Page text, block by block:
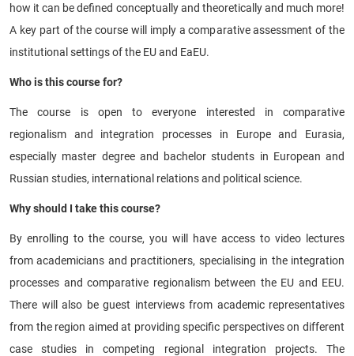
how it can be defined conceptually and theoretically and much more!
A key part of the course will imply a comparative assessment of the
institutional settings of the EU and EaEU.
Who is this course for?
The course is open to everyone interested in comparative
regionalism and integration processes in Europe and Eurasia,
especially master degree and bachelor students in European and
Russian studies, international relations and political science.
Why should I take this course?
By enrolling to the course, you will have access to video lectures
from academicians and practitioners, specialising in the integration
processes and comparative regionalism between the EU and EEU.
There will also be guest interviews from academic representatives
from the region aimed at providing specific perspectives on different
case studies in competing regional integration projects. The